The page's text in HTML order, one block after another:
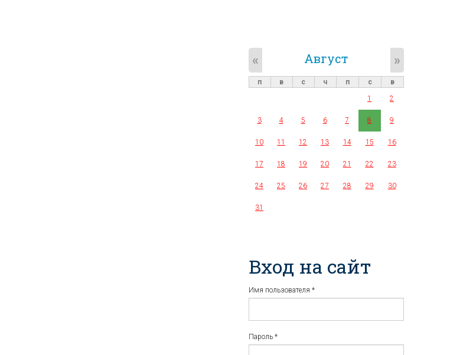
Август
« »
п в с ч п с
в
1
2
3 4 5 6 7 8 9
10 11 12 13 14 15 16
17 18 19 20 21 22 23
24 25 26 27 28 29 30
31
Вход на сайт
Имя пользователя *
Пароль *